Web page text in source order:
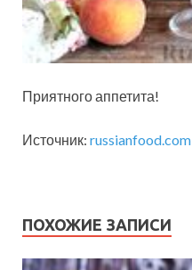
Приятного аппетита!
Источник: russianfood.com
ПОХОЖИЕ ЗАПИСИ